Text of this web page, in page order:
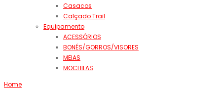
Casacos
Calçado Trail
Equipamento
ACESSÓRIOS
BONÉS/GORROS/VISORES
MEIAS
MOCHILAS
Home